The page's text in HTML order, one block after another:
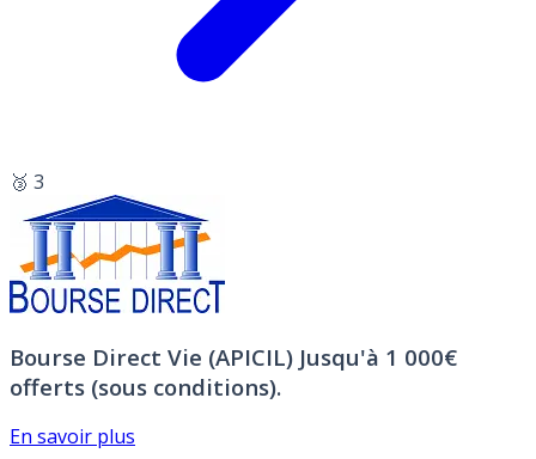
🥉 3
Bourse Direct Vie (APICIL) Jusqu'à 1 000€
offerts (sous conditions).
En savoir plus